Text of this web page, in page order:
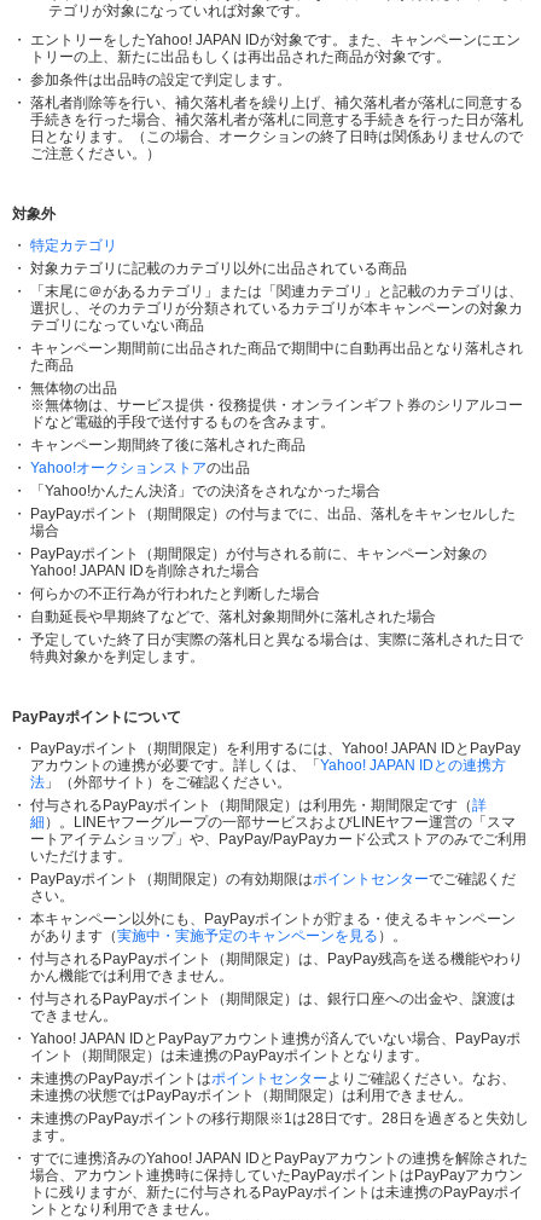
テゴリが対象になっていれば対象です。
エントリーをしたYahoo! JAPAN IDが対象です。また、キャンペーンにエン
トリーの上、新たに出品もしくは再出品された商品が対象です。
参加条件は出品時の設定で判定します。
落札者削除等を行い、補欠落札者を繰り上げ、補欠落札者が落札に同意する
手続きを行った場合、補欠落札者が落札に同意する手続きを行った日が落札
日となります。（この場合、オークションの終了日時は関係ありませんので
ご注意ください。）
対象外
特定カテゴリ
対象カテゴリに記載のカテゴリ以外に出品されている商品
「末尾に＠があるカテゴリ」または「関連カテゴリ」と記載のカテゴリは、
選択し、そのカテゴリが分類されているカテゴリが本キャンペーンの対象カ
テゴリになっていない商品
キャンペーン期間前に出品された商品で期間中に自動再出品となり落札され
た商品
無体物の出品
※無体物は、サービス提供・役務提供・オンラインギフト券のシリアルコー
ドなど電磁的手段で送付するものを含みます。
キャンペーン期間終了後に落札された商品
Yahoo!オークションストアの出品
「Yahoo!かんたん決済」での決済をされなかった場合
PayPayポイント（期間限定）の付与までに、出品、落札をキャンセルした
場合
PayPayポイント（期間限定）が付与される前に、キャンペーン対象の
Yahoo! JAPAN IDを削除された場合
何らかの不正行為が行われたと判断した場合
自動延長や早期終了などで、落札対象期間外に落札された場合
予定していた終了日が実際の落札日と異なる場合は、実際に落札された日で
特典対象かを判定します。
PayPayポイントについて
PayPayポイント（期間限定）を利用するには、Yahoo! JAPAN IDとPayPay
アカウントの連携が必要です。詳しくは、「 Yahoo! JAPAN IDとの連携方
法 」（外部サイト）をご確認ください。
付与されるPayPayポイント（期間限定）は利用先・期間限定です（詳
細 ）。LINEヤフーグループの一部サービスおよびLINEヤフー運営の「スマ
ートアイテムショップ」や、PayPay/PayPayカード公式ストアのみでご利用
いただけます。
PayPayポイント（期間限定）の有効期限はポイントセンターでご確認くだ
さい。
本キャンペーン以外にも、PayPayポイントが貯まる・使えるキャンペーン
があります（実施中・実施予定のキャンペーンを見る ）。
付与されるPayPayポイント（期間限定）は、PayPay残高を送る機能やわり
かん機能では利用できません。
付与されるPayPayポイント（期間限定）は、銀行口座への出金や、譲渡は
できません。
Yahoo! JAPAN IDとPayPayアカウント連携が済んでいない場合、PayPayポ
イント（期間限定）は未連携のPayPayポイントとなります。
未連携のPayPayポイントはポイントセンターよりご確認ください。なお、
未連携の状態ではPayPayポイント（期間限定）は利用できません。
未連携のPayPayポイントの移行期限※1は28日です。28日を過ぎると失効し
ます。
すでに連携済みのYahoo! JAPAN IDとPayPayアカウントの連携を解除された
場合、アカウント連携時に保持していたPayPayポイントはPayPayアカウン
トに残りますが、新たに付与されるPayPayポイントは未連携のPayPayポイ
ントとなり利用できません。